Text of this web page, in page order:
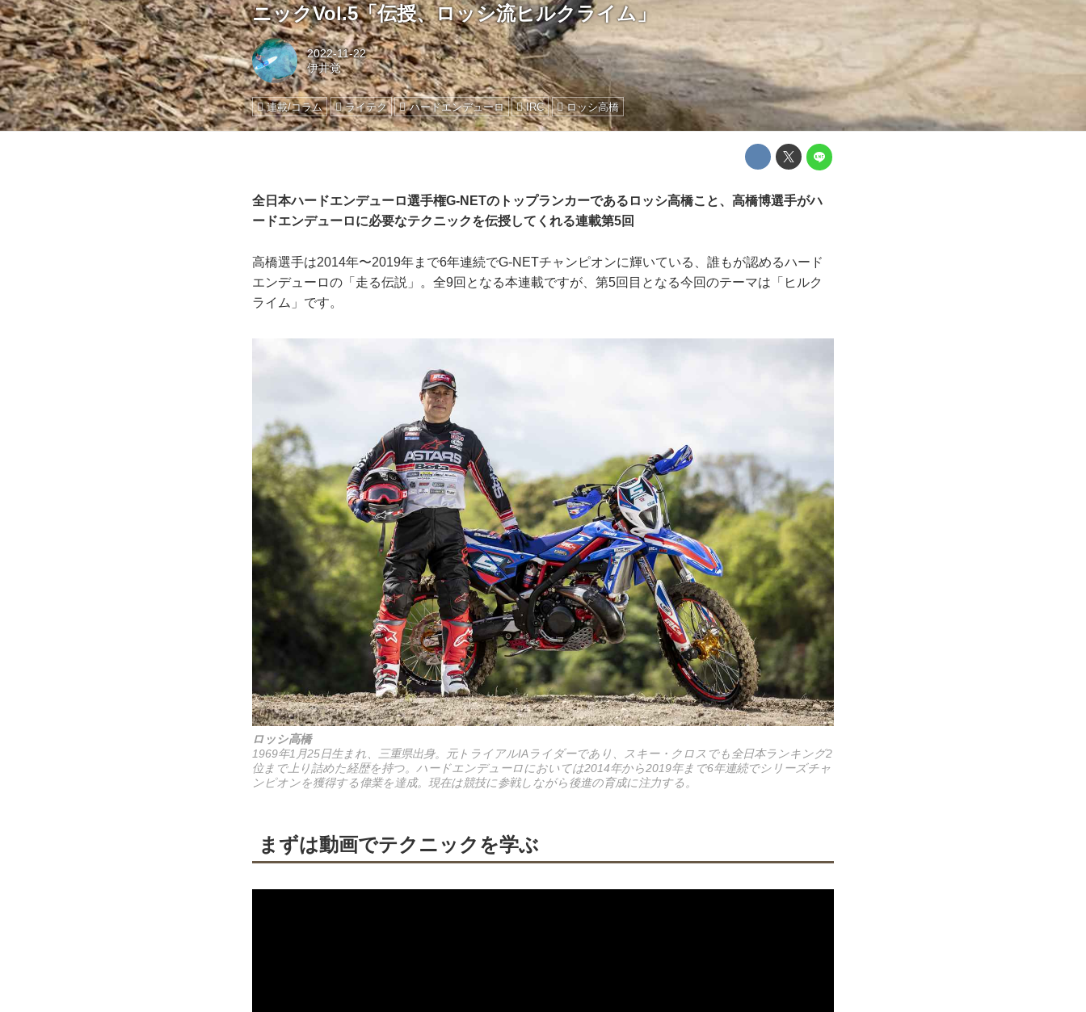
ニックVol.5「伝授、ロッシ流ヒルクライム」
2022-11-22
伊井覚
連載/コラム ライテク ハードエンデューロ IRC ロッシ高橋
全日本ハードエンデューロ選手権G-NETのトップランカーであるロッシ高橋こと、高橋博選手がハ
ードエンデューロに必要なテクニックを伝授してくれる連載第5回
高橋選手は2014年〜2019年まで6年連続でG-NETチャンピオンに輝いている、誰もが認めるハード
エンデューロの「走る伝説」。全9回となる本連載ですが、第5回目となる今回のテーマは「ヒルク
ライム」です。
ロッシ高橋
1969年1月25日生まれ、三重県出身。元トライアルIAライダーであり、スキー・クロスでも全日本ランキング2
位まで上り詰めた経歴を持つ。ハードエンデューロにおいては2014年から2019年まで6年連続でシリーズチャ
ンピオンを獲得する偉業を達成。現在は競技に参戦しながら後進の育成に注力する。
まずは動画でテクニックを学ぶ